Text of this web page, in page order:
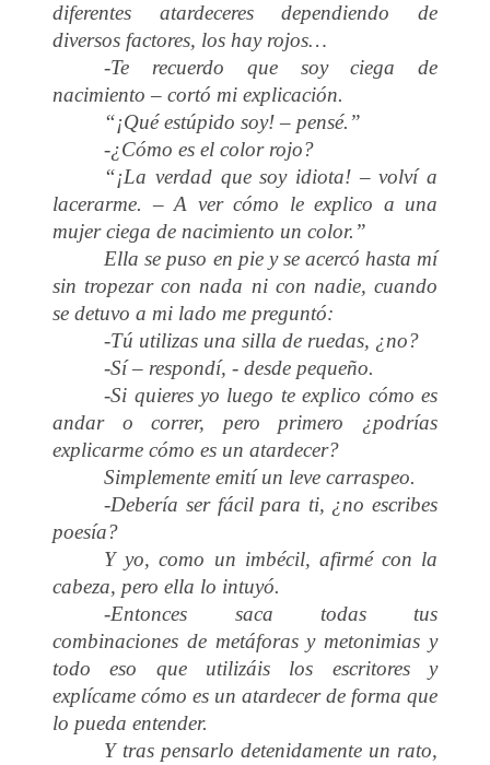
diferentes atardeceres dependiendo de
diversos factores, los hay rojos…
-Te recuerdo que soy ciega de
nacimiento – cortó mi explicación.
“¡Qué estúpido soy! – pensé.”
-¿Cómo es el color rojo?
“¡La verdad que soy idiota! – volví a
lacerarme. – A ver cómo le explico a una
mujer ciega de nacimiento un color.”
Ella se puso en pie y se acercó hasta mí
sin tropezar con nada ni con nadie, cuando
se detuvo a mi lado me preguntó:
-Tú utilizas una silla de ruedas, ¿no?
-Sí – respondí, - desde pequeño.
-Si quieres yo luego te explico cómo es
andar o correr, pero primero ¿podrías
explicarme cómo es un atardecer?
Simplemente emití un leve carraspeo.
-Debería ser fácil para ti, ¿no escribes
poesía?
Y yo, como un imbécil, afirmé con la
cabeza, pero ella lo intuyó.
-Entonces saca todas tus
combinaciones de metáforas y metonimias y
todo eso que utilizáis los escritores y
explícame cómo es un atardecer de forma que
lo pueda entender.
Y tras pensarlo detenidamente un rato,